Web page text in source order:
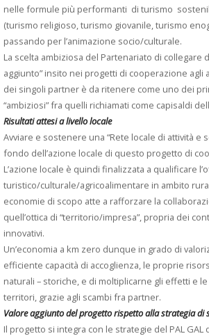
nelle formule più performanti di turismo
(turismo religioso, turismo giovanile, turismo
passando per l’animazione socio/culturale.
La scelta ambiziosa del Partenariato di collegare
aggiunto” insito nei progetti di cooperazione agli
dei singoli partner è da ritenere come uno dei
“ambiziosi” fra quelli richiamati come capisaldi
Risultati attesi a livello locale
Avviare e sostenere una “Rete locale di attività e
fondo dell’azione locale di questo progetto di
L’azione locale è quindi finalizzata a qualificare
turistico/culturale/agricoalimentare in ambito
economie di scopo atte a rafforzare la
quell’ottica di “territorio/impresa”, propria dei
innovativi.
Un’economia a km zero dunque in grado di
efficiente capacità di accoglienza, le proprie
naturali – storiche, e di moltiplicarne gli effetti e
territori, grazie agli scambi fra partner.
Valore aggiunto del progetto rispetto alla strategia di
Il progetto si integra con le strategie del PAL GAL